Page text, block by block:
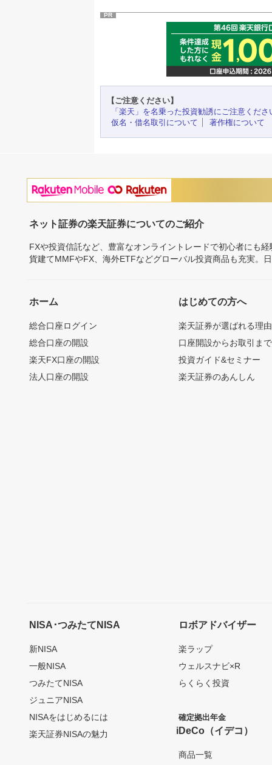
PR
【ご注意ください】
「楽天」を名乗った投資勧誘にご注意くださ
仮名・借名取引について
著作権について
ネット証券の楽天証券についてのご紹介
FXや投資信託など、豊富なオンライントレードで初心者にも
貨建てMMFやFX、海外ETFなどグローバル投資商品も充実。
ホーム
総合口座ログイン
総合口座の開設
楽天FX口座の開設
法人口座の開設
はじめての方へ
楽天証券が選ばれる理由
口座開設からお取引ま
投資ガイド&セミナー
楽天証券のあんしん
NISA･つみたてNISA
新NISA
一般NISA
つみたてNISA
ジュニアNISA
NISAをはじめるには
楽天証券NISAの魅力
ロボアドバイザー
楽ラップ
ウェルスナビ×R
らくらく投資
確定拠出年金
iDeCo（イデコ）
商品一覧